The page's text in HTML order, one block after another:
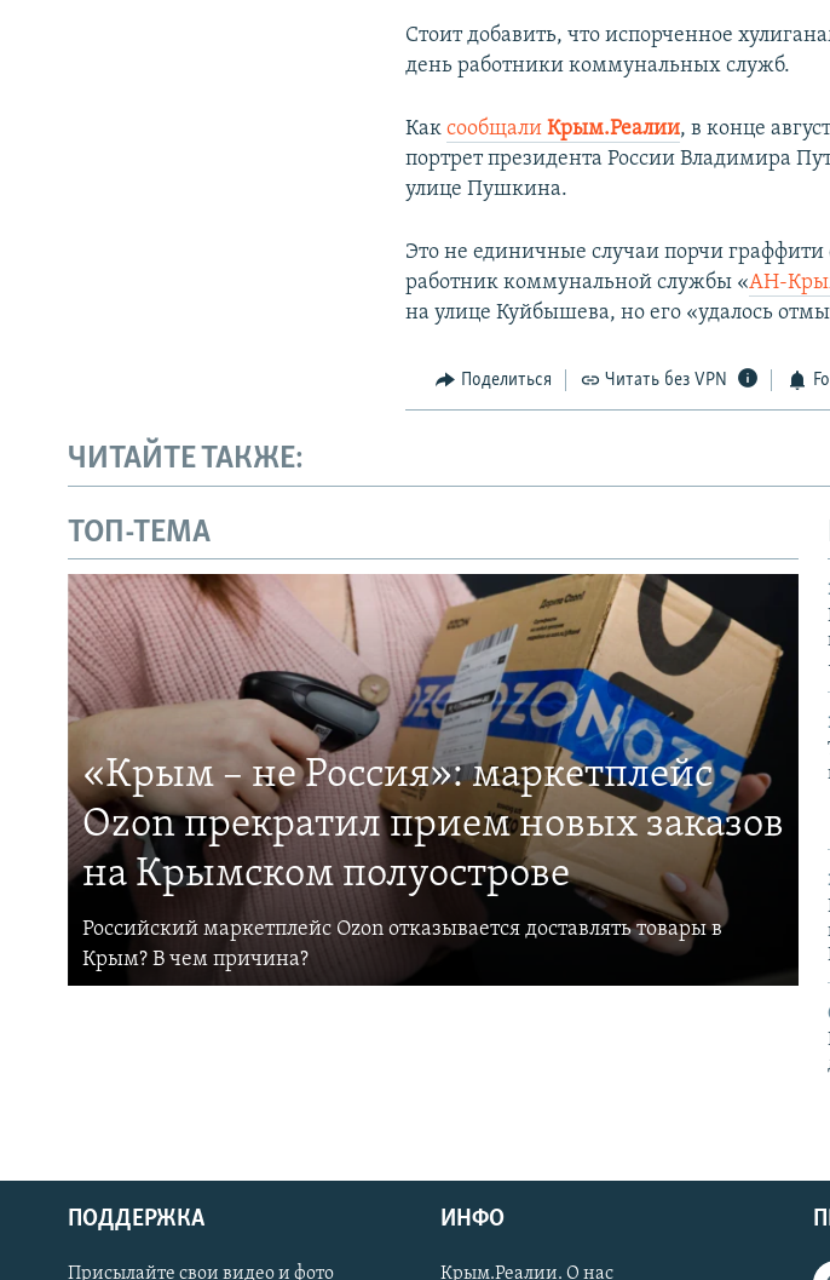
Українською
Стоит добавить, что испорченное
день работники коммунальных служб.
КаксообщалиКрым.Реалии, в конце
портрет президента России Владимира
улице Пушкина.
Это не единичные случаи порчи
работник коммунальной службы «АН-
на улице Куйбышева, но его «удалось
Поделиться Читать без VPN
ЧИТАЙТЕ ТАКЖЕ:
ТОП-ТЕМА
«Крым – не Россия»: маркетплейс
Ozon прекратил прием новых заказов
на Крымском полуострове
Российский маркетплейс Ozon отказывается доставлять товары в
Крым? В чем причина?
ПОДДЕРЖКА
Присылайте свои видео и фото
ИНФО
Крым.Реалии. О нас